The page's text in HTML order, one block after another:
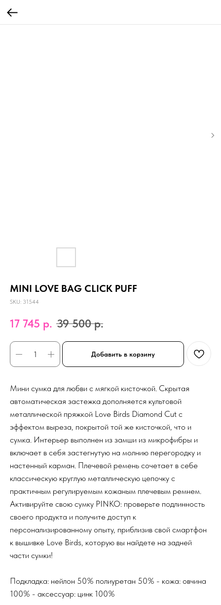
MINI LOVE BAG CLICK PUFF
SKU: 31544
17 745 р. 39 500 р.
Добавить в корзину
Мини сумка для любви с мягкой кисточкой. Скрытая
автоматическая застежка дополняется культовой
металлической пряжкой Love Birds Diamond Cut с
эффектом выреза, покрытой той же кисточкой, что и
сумка. Интерьер выполнен из замши из микрофибры и
включает в себя застегнутую на молнию перегородку и
настенный карман. Плечевой ремень сочетает в себе
классическую круглую металлическую цепочку с
практичным регулируемым кожаным плечевым ремнем.
Активируйте свою сумку PINKO: проверьте подлинность
своего продукта и получите доступ к
персонализированному опыту, приблизив свой смартфон
к вышивке Love Birds, которую вы найдете на задней
части сумки!
Подкладка: нейлон 50% полиуретан 50% - кожа: овчина
100% - аксессуар: цинк 100%